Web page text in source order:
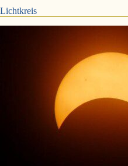
Lichtkreis